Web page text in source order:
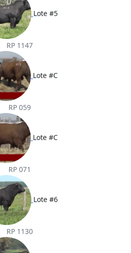
Lote #5
RP 1147
Lote #C
RP 059
Lote #C
RP 071
Lote #6
RP 1130